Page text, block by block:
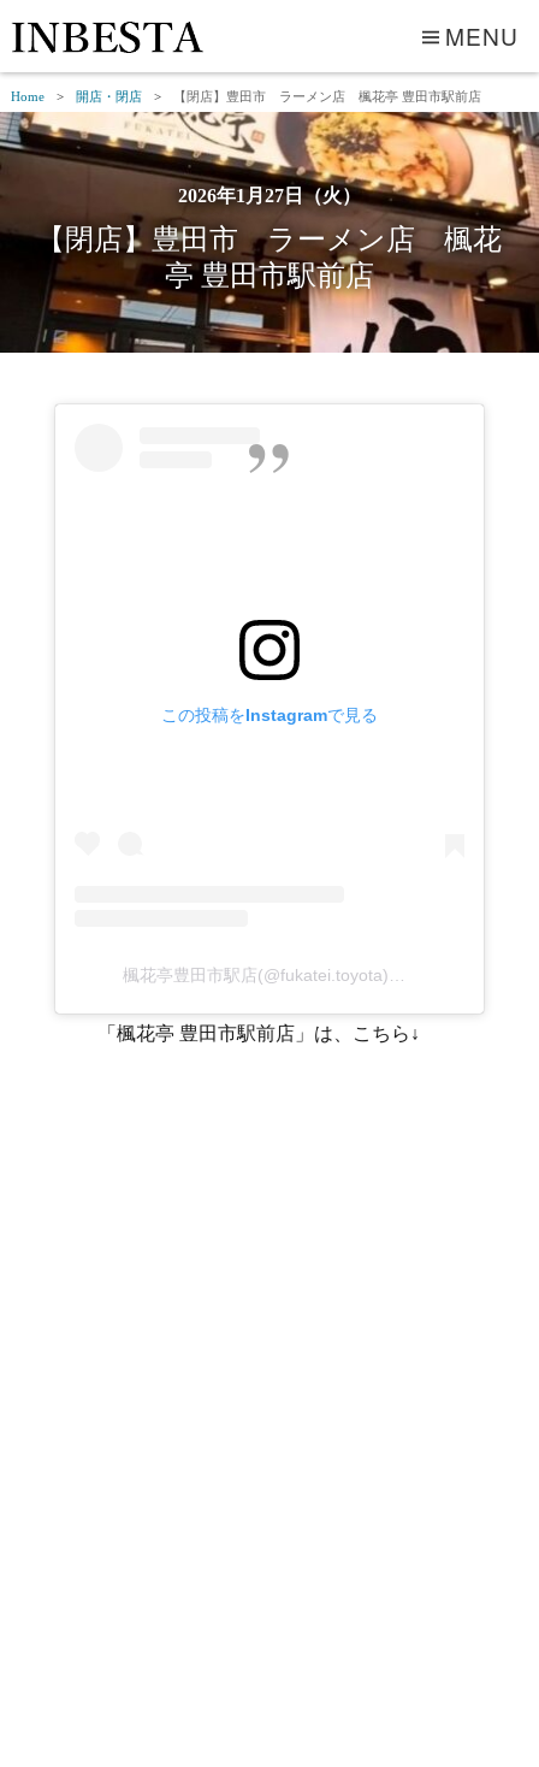
MENU
Home 開店・閉店 【閉店】豊田市 ラーメン店 楓花亭 豊田市駅前店
2026年1月27日（火）
【閉店】豊田市 ラーメン店 楓花
亭 豊田市駅前店
この投稿をInstagramで見る
「楓花亭 豊田市駅前店」は、こちら↓